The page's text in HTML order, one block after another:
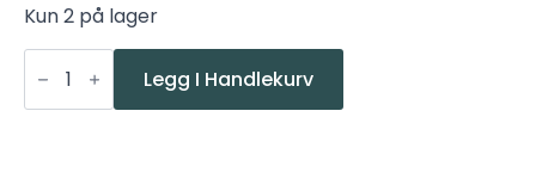
Kun 2 på lager
Hadeland
Glassverk
Vega
bordlampe
Legg I Handlekurv